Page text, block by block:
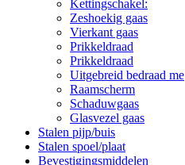
Kettingschakel:
Zeshoekig gaas
Vierkant gaas
Prikkeldraad
Prikkeldraad
Uitgebreid bedraad me
Raamscherm
Schaduwgaas
Glasvezel gaas
Stalen pijp/buis
Stalen spoel/plaat
Bevestigingsmiddelen